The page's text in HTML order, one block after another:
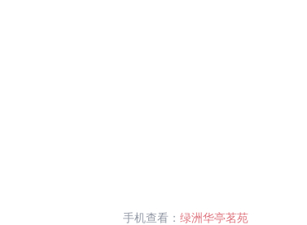
手机查看： 绿洲华亭茗苑